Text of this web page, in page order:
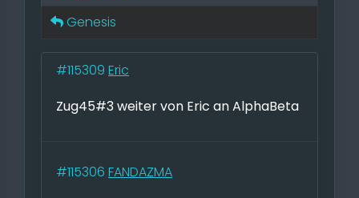
Genesis
#115309 Eric
Zug45#3 weiter von Eric an AlphaBeta
#115306 FANDAZMA